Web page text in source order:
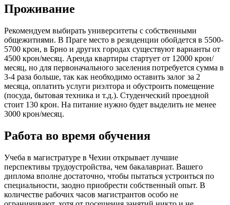
Проживание
Рекомендуем выбирать университеты с собственными
общежитиями. В Праге место в резиденции обойдется в 5500-
5700 крон, в Брно и других городах существуют варианты от
4500 крон/месяц. Аренда квартиры стартует от 12000 крон/
месяц, но для первоначального заселения потребуется сумма в
3-4 раза больше, так как необходимо оставить залог за 2
месяца, оплатить услуги риэлтора и обустроить помещение
(посуда, бытовая техника и т.д.). Студенческий проездной
стоит 130 крон. На питание нужно будет выделить не менее
3000 крон/месяц.
Работа во время обучения
Учеба в магистратуре в Чехии открывает лучшие
перспективы трудоустройства, чем бакалавриат. Вашего
диплома вполне достаточно, чтобы пытаться устроиться по
специальности, заодно приобрести собственный опыт. В
количестве рабочих часов магистрантов особо не